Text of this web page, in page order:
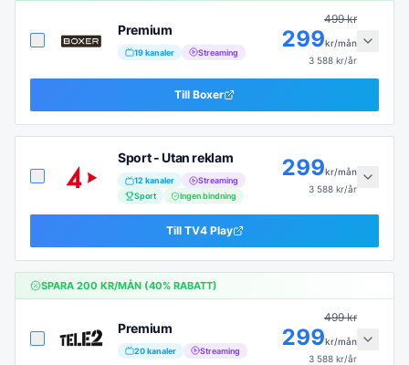
Premium
19kanaler Streaming
499kr
299kr/mån
3 588 kr/år
Till Boxer
Sport - Utan reklam
12 kanaler
Streaming
Sport
Ingen bindning
299kr/mån
3 588 kr/år
Till TV4 Play
SPARA 200 KR/MÅN (40% RABATT)
Premium
20kanaler Streaming
499kr
299kr/mån
3 588 kr/år